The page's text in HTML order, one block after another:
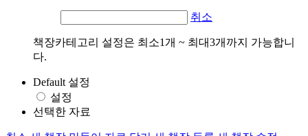
취소
책장카테고리 설정은 최소1개 ~ 최대3개까지 가능합니
다.
Default 설정
설정
선택한 자료